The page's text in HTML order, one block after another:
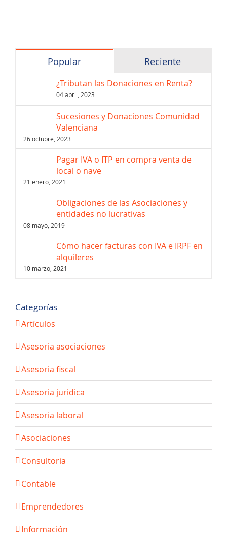
Popular Reciente
¿Tributan las Donaciones en Renta?
04 abril, 2023
Sucesiones y Donaciones Comunidad
Valenciana
26 octubre, 2023
Pagar IVA o ITP en compra venta de
local o nave
21 enero, 2021
Obligaciones de las Asociaciones y
entidades no lucrativas
08 mayo, 2019
Cómo hacer facturas con IVA e IRPF en
alquileres
10 marzo, 2021
Categorías
Artículos
Asesoria asociaciones
Asesoria fiscal
Asesoria juridica
Asesoria laboral
Asociaciones
Consultoria
Contable
Emprendedores
Información